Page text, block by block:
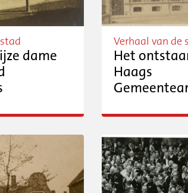
dame
Verhaal van de
Het
Haags